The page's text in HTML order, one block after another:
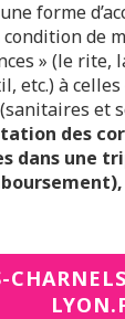
forme
condition de
» (le rite,
etc.) à
(sanitaires et
des
dans une